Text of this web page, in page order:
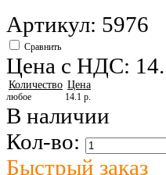
Артикул: 5976
Сравнить
Цена с НДС:
Количество Цена
любое 14.1 р.
В наличии
Кол-во:
Быстрый заказ